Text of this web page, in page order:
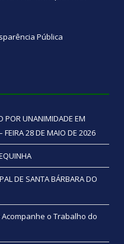
Pública
POR UNANIMIDADE EM
FEIRA 28 DE MAIO DE 2026
DE SANTA BÁRBARA DO
o Trabalho do